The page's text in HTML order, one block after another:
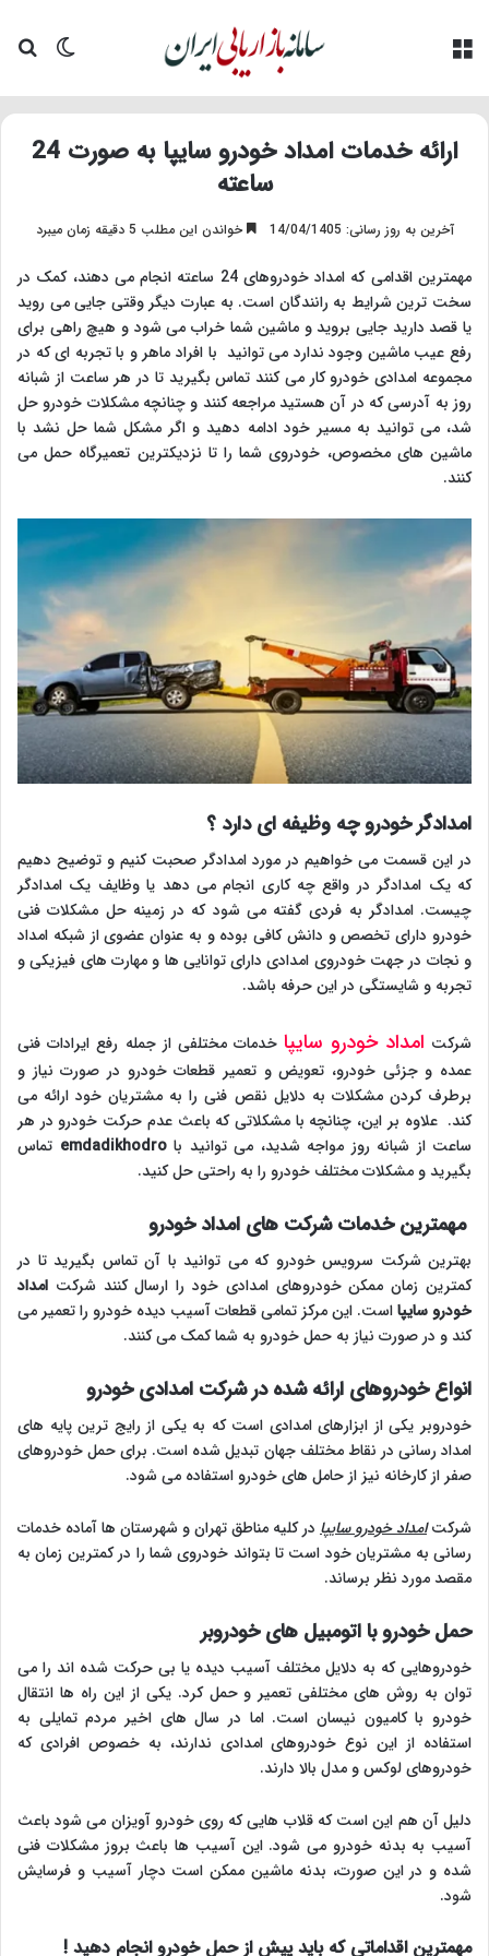
تغییر
ارائه خدمات امداد خودرو سایپا به صورت 24
ساعته
آخرین به روز رسانی: 14/04/1405 خواندن این مطلب 5 دقیقه زمان میبرد
مهمترین اقدامی که امداد خودروهای 24 ساعته انجام می دهند، کمک در
سخت ترین شرایط به رانندگان است. به عبارت دیگر وقتی جایی می روید
یا قصد دارید جایی بروید و ماشین شما خراب می شود و هیچ راهی برای
رفع عیب ماشین وجود ندارد می توانید با افراد ماهر و با تجربه ای که در
مجموعه امدادی خودرو کار می کنند تماس بگیرید تا در هر ساعت از شبانه
روز به آدرسی که در آن هستید مراجعه کنند و چنانچه مشکلات خودرو حل
شد، می توانید به مسیر خود ادامه دهید و اگر مشکل شما حل نشد با
ماشین های مخصوص، خودروی شما را تا نزدیکترین تعمیرگاه حمل می
کنند.
امدادگر خودرو چه وظیفه ای دارد ؟
در این قسمت می خواهیم در مورد امدادگر صحبت کنیم و توضیح دهیم
که یک امدادگر در واقع چه کاری انجام می دهد یا وظایف یک امدادگر
چیست. امدادگر به فردی گفته می شود که در زمینه حل مشکلات فنی
خودرو دارای تخصص و دانش کافی بوده و به عنوان عضوی از شبکه امداد
و نجات در جهت خودروی امدادی دارای توانایی ها و مهارت های فیزیکی و
تجربه و شایستگی در این حرفه باشد.
شرکت امداد خودرو سایپاخدمات مختلفی از جمله رفع ایرادات فنی
عمده و جزئی خودرو، تعویض و تعمیر قطعات خودرو در صورت نیاز و
برطرف کردن مشکلات به دلایل نقص فنی را به مشتریان خود ارائه می
کند. علاوه بر این، چنانچه با مشکلاتی که باعث عدم حرکت خودرو در هر
ساعت از شبانه روز مواجه شدید، می توانید باemdadikhodro تماس
بگیرید و مشکلات مختلف خودرو را به راحتی حل کنید.
مهمترین خدمات شرکت های امداد خودرو
بهترین شرکت سرویس خودرو که می توانید با آن تماس بگیرید تا در
کمترین زمان ممکن خودروهای امدادی خود را ارسال کنند شرکت امداد
خودرو سایپااست. این مرکز تمامی قطعات آسیب دیده خودرو را تعمیر می
کند و در صورت نیاز به حمل خودرو به شما کمک می کنند.
انواع خودروهای ارائه شده در شرکت امدادی خودرو
خودروبر یکی از ابزارهای امدادی است که به یکی از رایج ترین پایه های
امداد رسانی در نقاط مختلف جهان تبدیل شده است. برای حمل خودروهای
صفر از کارخانه نیز از حامل های خودرو استفاده می شود.
شرکتامداد خودرو سایپا در کلیه مناطق تهران و شهرستان ها آماده خدمات
رسانی به مشتریان خود است تا بتواند خودروی شما را در کمترین زمان به
مقصد مورد نظر برساند.
حمل خودرو با اتومبیل های خودروبر
خودروهایی که به دلایل مختلف آسیب دیده یا بی حرکت شده اند را می
توان به روش های مختلفی تعمیر و حمل کرد. یکی از این راه ها انتقال
خودرو با کامیون نیسان است. اما در سال های اخیر مردم تمایلی به
استفاده از این نوع خودروهای امدادی ندارند، به خصوص افرادی که
خودروهای لوکس و مدل بالا دارند.
دلیل آن هم این است که قلاب هایی که روی خودرو آویزان می شود باعث
آسیب به بدنه خودرو می شود. این آسیب ها باعث بروز مشکلات فنی
شده و در این صورت، بدنه ماشین ممکن است دچار آسیب و فرسایش
شود.
مهمترین اقداماتی که باید پیش از حمل خودرو انجام دهید !